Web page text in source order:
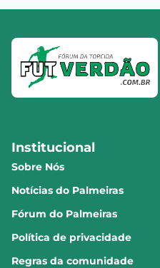
Institucional
Sobre Nós
Notícias do Palmeiras
Fórum do Palmeiras
Política de privacidade
Regras da comunidade